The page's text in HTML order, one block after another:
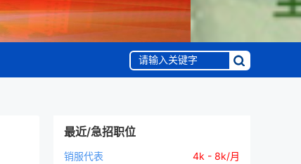
最近/急招职位
销服代表
4k - 8k/月